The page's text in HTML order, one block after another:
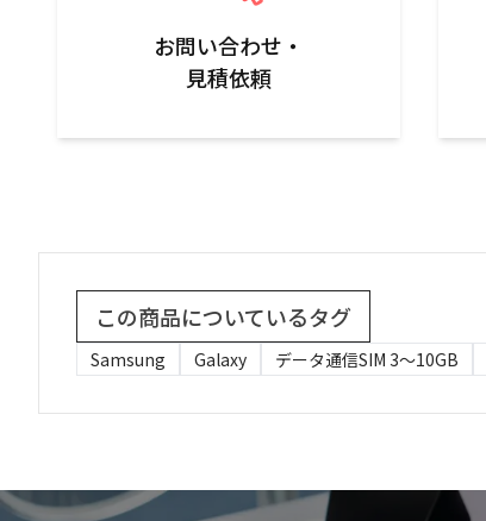
お問い合わせ・
見積依頼
この商品についているタグ
Samsung Galaxy データ通信SIM 3〜10GB